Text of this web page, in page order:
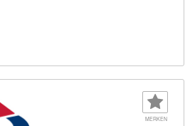
MERKEN